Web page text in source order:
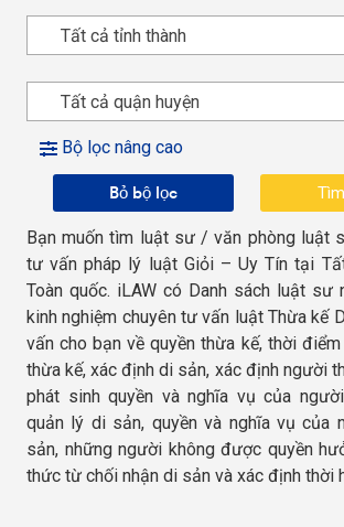
Tất cả tỉnh thành
Tất cả quận huyện
Bộ lọc nâng cao
Bỏ bộ lọc
Bạn muốn tìm luật sư / văn phòng luật
tư vấn pháp lý luật Giỏi – Uy Tín tại
Toàn quốc. iLAW có Danh sách luật sư
kinh nghiệm chuyên tư vấn luật Thừa kế
vấn cho bạn về quyền thừa kế, thời
thừa kế, xác định di sản, xác định người
phát sinh quyền và nghĩa vụ của
quản lý di sản, quyền và nghĩa vụ của
sản, những người không được quyền
thức từ chối nhận di sản và xác định thời